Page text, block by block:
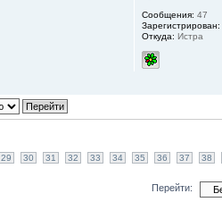
Сообщения: 47
Зарегистрирован:
Откуда: Истра
29 30 31 32 33 34 35 36 37 38
Перейти: